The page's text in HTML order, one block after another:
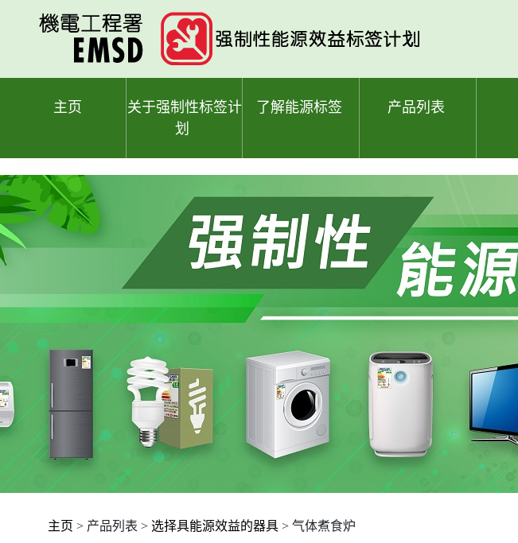
主页
关于强制性标签计
划
了解能源标签 产品列表
主页 > 产品列表 > 选择具能源效益的器具 > 气体煮食炉